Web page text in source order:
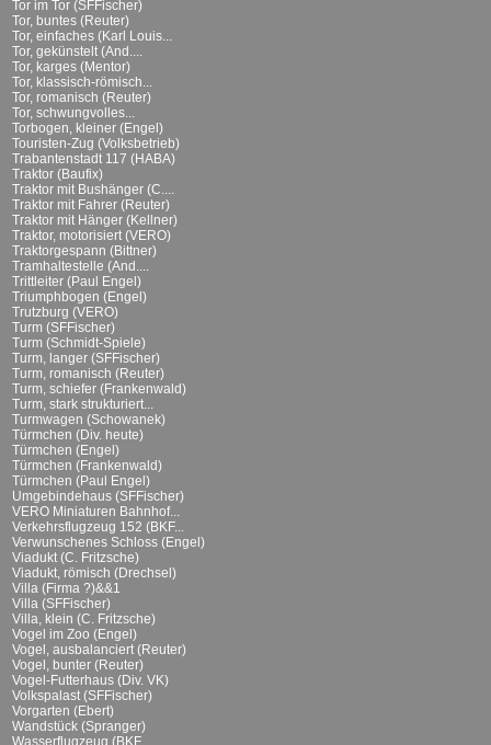
Tor im Tor (SFFischer)
Tor, buntes (Reuter)
Tor, einfaches (Karl Louis...
Tor, gekünstelt (And....
Tor, karges (Mentor)
Tor, klassisch-römisch...
Tor, romanisch (Reuter)
Tor, schwungvolles...
Torbogen, kleiner (Engel)
Touristen-Zug (Volksbetrieb)
Trabantenstadt 117 (HABA)
Traktor (Baufix)
Traktor mit Bushänger (C....
Traktor mit Fahrer (Reuter)
Traktor mit Hänger (Kellner)
Traktor, motorisiert (VERO)
Traktorgespann (Bittner)
Tramhaltestelle (And....
Trittleiter (Paul Engel)
Triumphbogen (Engel)
Trutzburg (VERO)
Turm (SFFischer)
Turm (Schmidt-Spiele)
Turm, langer (SFFischer)
Turm, romanisch (Reuter)
Turm, schiefer (Frankenwald)
Turm, stark strukturiert...
Turmwagen (Schowanek)
Türmchen (Div. heute)
Türmchen (Engel)
Türmchen (Frankenwald)
Türmchen (Paul Engel)
Umgebindehaus (SFFischer)
VERO Miniaturen Bahnhof...
Verkehrsflugzeug 152 (BKF...
Verwunschenes Schloss (Engel)
Viadukt (C. Fritzsche)
Viadukt, römisch (Drechsel)
Villa (Firma ?)&&1
Villa (SFFischer)
Villa, klein (C. Fritzsche)
Vogel im Zoo (Engel)
Vogel, ausbalanciert (Reuter)
Vogel, bunter (Reuter)
Vogel-Futterhaus (Div. VK)
Volkspalast (SFFischer)
Vorgarten (Ebert)
Wandstück (Spranger)
Wasserflugzeug (BKF